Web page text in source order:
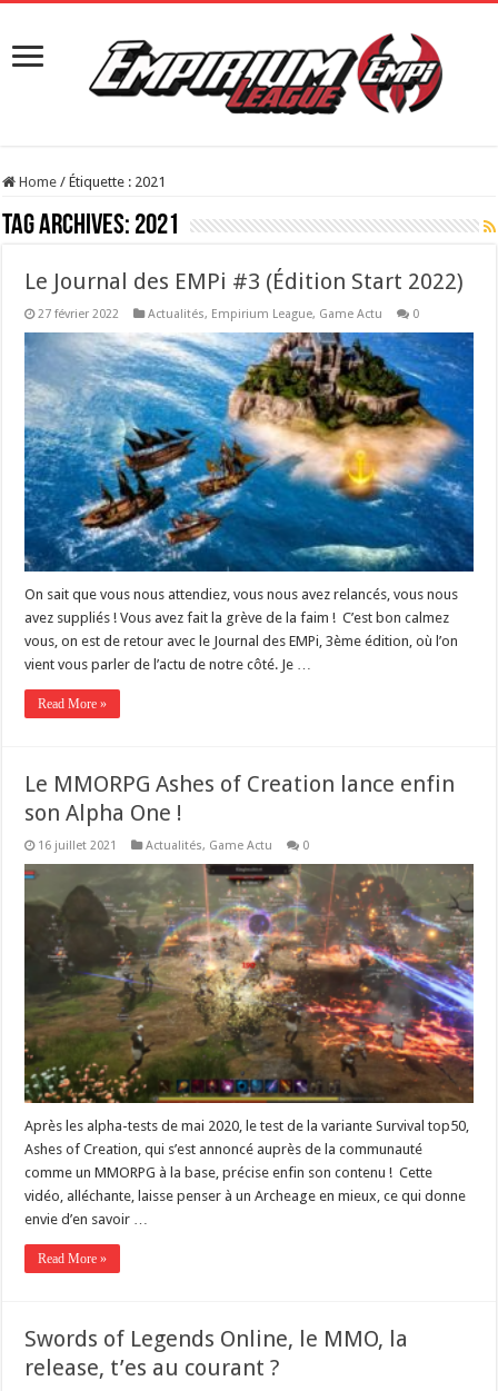
Home / Étiquette : 2021
Tag Archives: 2021
Le Journal des EMPi #3 (Édition Start 2022)
27 février 2022 Actualités, Empirium League, Game Actu 0
On sait que vous nous attendiez, vous nous avez relancés, vous nous
avez suppliés ! Vous avez fait la grève de la faim ! C’est bon calmez
vous, on est de retour avec le Journal des EMPi, 3ème édition, où l’on
vient vous parler de l’actu de notre côté. Je …
Read More »
Le MMORPG Ashes of Creation lance enfin
son Alpha One !
16 juillet 2021 Actualités, Game Actu 0
Après les alpha-tests de mai 2020, le test de la variante Survival top50,
Ashes of Creation, qui s’est annoncé auprès de la communauté
comme un MMORPG à la base, précise enfin son contenu ! Cette
vidéo, alléchante, laisse penser à un Archeage en mieux, ce qui donne
envie d’en savoir …
Read More »
Swords of Legends Online, le MMO, la
release, t’es au courant ?